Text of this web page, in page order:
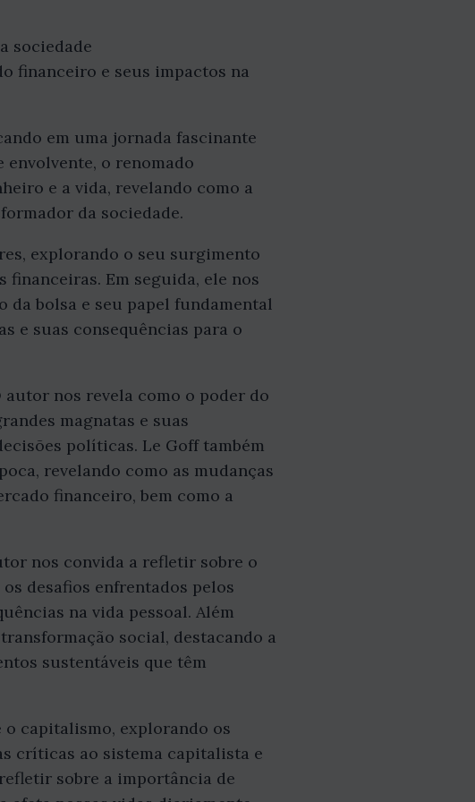
sociedade
financeiro e seus impactos na
em uma jornada fascinante
envolvente, o renomado
e a vida, revelando como a
da sociedade.
explorando o seu surgimento
Em seguida, ele nos
da bolsa e seu papel fundamental
e suas consequências para o
nos revela como o poder do
magnatas e suas
políticas. Le Goff também
revelando como as mudanças
financeiro, bem como a
nos convida a refletir sobre o
desafios enfrentados pelos
na vida pessoal. Além
social, destacando a
sustentáveis que têm
o capitalismo, explorando os
críticas ao sistema capitalista e
sobre a importância de